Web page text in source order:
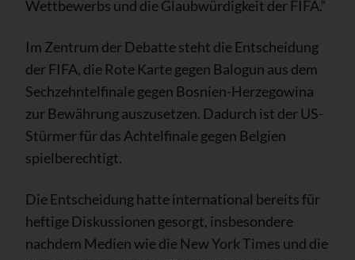
Wettbewerbs und die Glaubwürdigkeit der FIFA.“
Im Zentrum der Debatte steht die Entscheidung
der FIFA, die Rote Karte gegen Balogun aus dem
Sechzehntelfinale gegen Bosnien-Herzegowina
zur Bewährung auszusetzen. Dadurch ist der US-
Stürmer für das Achtelfinale gegen Belgien
spielberechtigt.
Die Entscheidung hatte international bereits für
heftige Diskussionen gesorgt, insbesondere
nachdem Medien wie die New York Times und die